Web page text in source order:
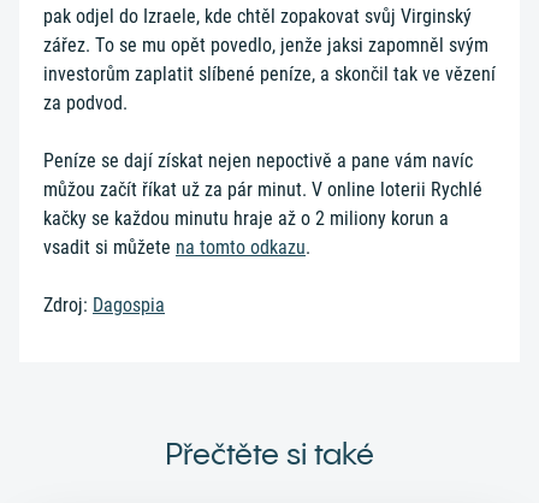
pak odjel do Izraele, kde chtěl zopakovat svůj Virginský
zářez. To se mu opět povedlo, jenže jaksi zapomněl svým
investorům zaplatit slíbené peníze, a skončil tak ve vězení
za podvod.
Peníze se dají získat nejen nepoctivě a pane vám navíc
můžou začít říkat už za pár minut. V online loterii Rychlé
kačky se každou minutu hraje až o 2 miliony korun a
vsadit si můžete na tomto odkazu.
Zdroj: Dagospia
Přečtěte si také